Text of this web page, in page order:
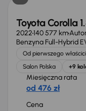
Toyota Corolla
2022140 577 km
Benzyna Full-Hybrid
Od pierwszego
Salon Polska
+9
Miesięczna rata
od 476 zł
Cena